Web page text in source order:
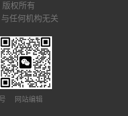
版权所有
任何机构无关
号 网站编辑